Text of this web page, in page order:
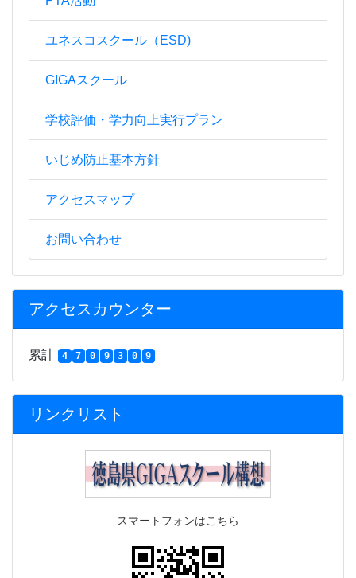
ユネスコスクール（ESD)
GIGAスクール
学校評価・学力向上実行プラン
いじめ防止基本方針
アクセスマップ
お問い合わせ
アクセスカウンター
累計 4 7 0 9 3 0 9
リンクリスト
スマートフォンはこちら